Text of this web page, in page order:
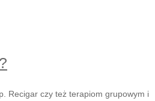
Recigar czy też terapiom grupowym i